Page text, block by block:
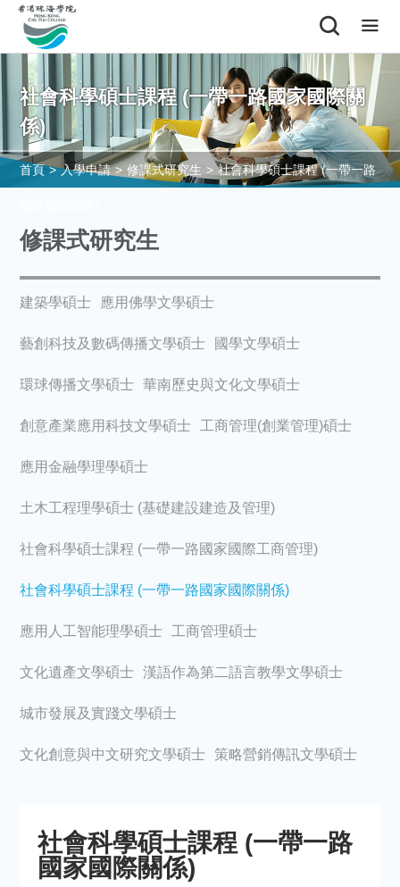
社會科學碩士課程 (一帶一路國家國際關
係)
首頁 > 入學申請 > 修課式研究生 > 社會科學碩士課程 (一帶一路
修課式研究生
建築學碩士 應用佛學文學碩士
藝創科技及數碼傳播文學碩士 國學文學碩士
環球傳播文學碩士 華南歷史與文化文學碩士
創意產業應用科技文學碩士 工商管理(創業管理)碩士
應用金融學理學碩士
土木工程理學碩士 (基礎建設建造及管理)
社會科學碩士課程 (一帶一路國家國際工商管理)
社會科學碩士課程 (一帶一路國家國際關係)
應用人工智能理學碩士 工商管理碩士
文化遺產文學碩士 漢語作為第二語言教學文學碩士
城市發展及實踐文學碩士
文化創意與中文研究文學碩士 策略營銷傳訊文學碩士
社會科學碩士課程 (一帶一路
國家國際關係)